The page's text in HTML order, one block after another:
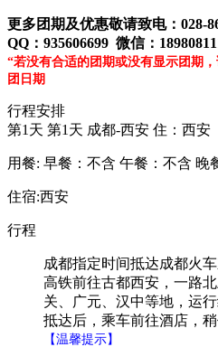
更多团期及优惠敬请致电：028-
QQ：935606699 微信：
“若没有合适的团期或没有显示团期
团日期
行程安排
第1天 第1天 成都-西安 住：西安
用餐: 早餐：不含 午餐：不含 晚
住宿:西安
行程
成都指定时间抵达成都火
高铁前往古都西安，一路
关、广元、汉中等地，运
抵达后，乘车前往酒店，稍
【温馨提示】